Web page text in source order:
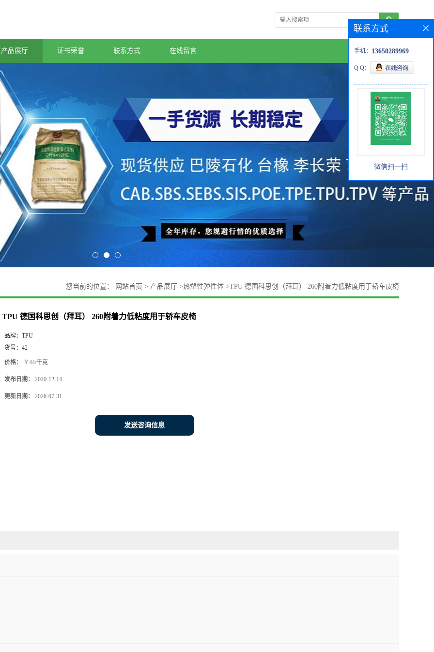
产品展厅 证书荣誉 联系方式 在线留言
您当前的位置： 网站首页 > 产品展厅 >热塑性弹性体 >TPU 德国科思创（拜耳） 260附着力低粘度用于轿车皮椅
TPU 德国科思创（拜耳） 260附着力低粘度用于轿车皮椅
品牌： TPU
货号： 42
价格： ￥44/千克
发布日期： 2020-12-14
更新日期： 2026-07-31
发送咨询信息
联系方式
手机： 13650289969
Q Q：
微信扫一扫